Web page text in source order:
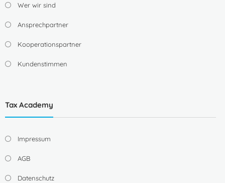
Wer wir sind
Ansprechpartner
Kooperationspartner
Kundenstimmen
Tax Academy
Impressum
AGB
Datenschutz